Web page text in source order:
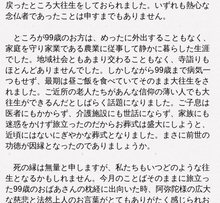
戻ったところ大往生をしておられました。いずれも熱心な
念仏者であったことは申すまでもありません。
ところが99歳のお方は、めったに外出することもなく、
家庭を守り家業である農業に従事して静かに暮らした生涯
でした。地域社会ともあまり交わることもなく、寺詣りも
ほとんどありませんでした。しかしながら99歳まで病気一
つもせず、最期は昼ご飯を食べていてそのまま大往生をさ
れました。ご近所の老人たちがあんな信仰の薄い人でも大
往生ができるんだとしばらく話題になりました。ご子息は
医者にもかからず、介護施設にも世話にならず、家族にも
迷惑をかけず旅立ったのだからお葬式は盛大にしようと、
近頃にはないにぎやかな葬式となりました。まさに前世の
功徳が因縁となったのでありましょうか。
死の縁は無量と申しますが、私たちもいつどのような往
生となるかもしれません。今月のことばそのままに旅立っ
た99歳のおばあさんの枕経に出向いた時、阿弥陀様の広大
な慈悲と法然上人のお言葉がとてもありがたく感じられお